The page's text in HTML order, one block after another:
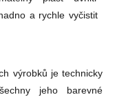
a rychle vyčistit
výrobků je technicky
jeho barevné